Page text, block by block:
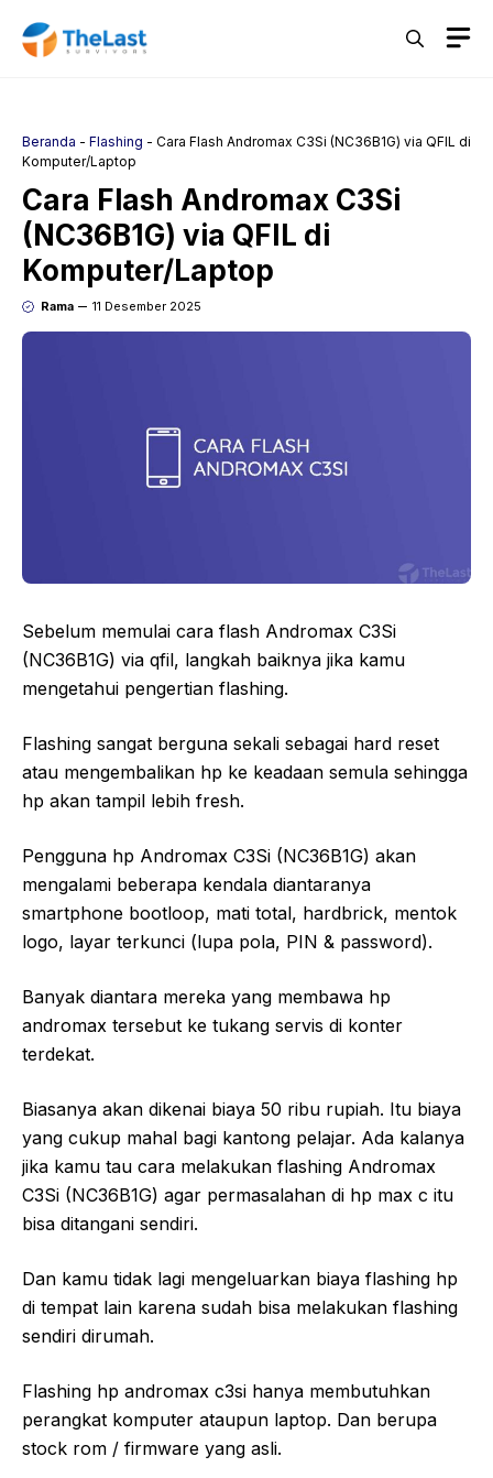
Beranda - Flashing - Cara Flash Andromax C3Si (NC36B1G) via QFIL di
Komputer/Laptop
Cara Flash Andromax C3Si
(NC36B1G) via QFIL di
Komputer/Laptop
Rama 11 Desember 2025
Sebelum memulai cara flash Andromax C3Si
(NC36B1G) via qfil, langkah baiknya jika kamu
mengetahui pengertian flashing.
Flashing sangat berguna sekali sebagai hard reset
atau mengembalikan hp ke keadaan semula sehingga
hp akan tampil lebih fresh.
Pengguna hp Andromax C3Si (NC36B1G) akan
mengalami beberapa kendala diantaranya
smartphone bootloop, mati total, hardbrick, mentok
logo, layar terkunci (lupa pola, PIN & password).
Banyak diantara mereka yang membawa hp
andromax tersebut ke tukang servis di konter
terdekat.
Biasanya akan dikenai biaya 50 ribu rupiah. Itu biaya
yang cukup mahal bagi kantong pelajar. Ada kalanya
jika kamu tau cara melakukan flashing Andromax
C3Si (NC36B1G) agar permasalahan di hp max c itu
bisa ditangani sendiri.
Dan kamu tidak lagi mengeluarkan biaya flashing hp
di tempat lain karena sudah bisa melakukan flashing
sendiri dirumah.
Flashing hp andromax c3si hanya membutuhkan
perangkat komputer ataupun laptop. Dan berupa
stock rom / firmware yang asli.